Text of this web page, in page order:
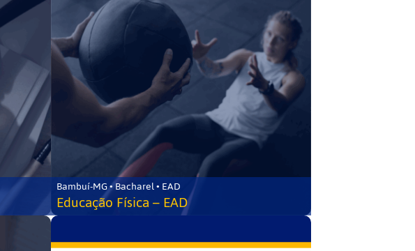
Bambuí-MG • Bacharel • EAD
Educação Física – EAD